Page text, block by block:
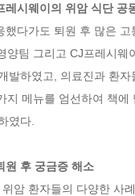
시웨이의 위암 식단 공
다가도 퇴원 후 많은
양팀 그리고 CJ프레시
발하였고, 의료진과 환
지 메뉴를 엄선하여 책
였다.
원 후 궁금증 해소
암 환자들의 다양한 사